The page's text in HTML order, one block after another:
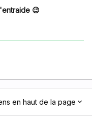
😉
en haut de la page